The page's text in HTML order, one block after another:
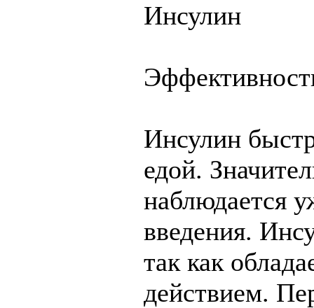
Инсулин
Инсулин
едой.
наблюдается
введения.
так как
действием.